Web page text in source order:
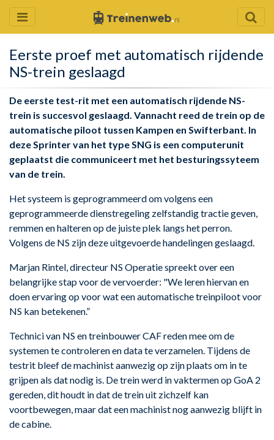
Eerste proef met automatisch rijdende
NS-trein geslaagd
De eerste test-rit met een automatisch rijdende NS-
trein is succesvol geslaagd. Vannacht reed de trein op de
automatische piloot tussen Kampen en Swifterbant. In
deze Sprinter van het type SNG is een computerunit
geplaatst die communiceert met het besturingssyteem
van de trein.
Het systeem is geprogrammeerd om volgens een
geprogrammeerde dienstregeling zelfstandig tractie geven,
remmen en halteren op de juiste plek langs het perron.
Volgens de NS zijn deze uitgevoerde handelingen geslaagd.
Marjan Rintel, directeur NS Operatie spreekt over een
belangrijke stap voor de vervoerder: "We leren hiervan en
doen ervaring op voor wat een automatische treinpiloot voor
NS kan betekenen.”
Technici van NS en treinbouwer CAF reden mee om de
systemen te controleren en data te verzamelen. Tijdens de
testrit bleef de machinist aanwezig op zijn plaats om in te
grijpen als dat nodig is. De trein werd in vaktermen op GoA 2
gereden, dit houdt in dat de trein uit zichzelf kan
voortbewegen, maar dat een machinist nog aanwezig blijft in
de cabine.